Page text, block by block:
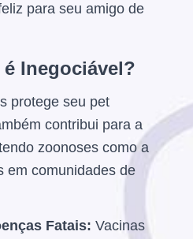
para seu amigo de
Inegociável?
protege seu pet
contribui para a
zoonoses como a
em comunidades de
Fatais: Vacinas